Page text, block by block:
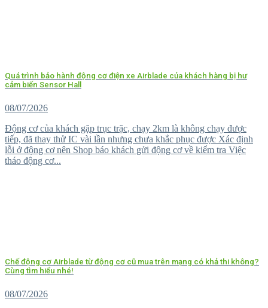
Quá trình bảo hành động cơ điện xe Airblade của khách hàng bị hư
cảm biến Sensor Hall
08/07/2026
Động cơ của khách gặp trục trặc, chạy 2km là không chạy được
tiếp, đã thay thử IC vài lần nhưng chưa khắc phục được Xác định
lỗi ở động cơ nên Shop báo khách gửi động cơ về kiểm tra Việc
tháo động cơ...
Chế động cơ Airblade từ động cơ cũ mua trên mạng có khả thi không?
Cùng tìm hiểu nhé!
08/07/2026